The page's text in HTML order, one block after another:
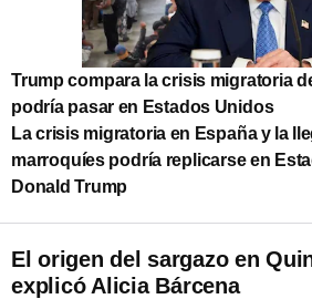
Trump compara la crisis migratoria
podría pasar en Estados Unidos
La crisis migratoria en España y la
marroquíes podría replicarse en
Donald Trump
El origen del sargazo en
explicó Alicia Bárcena